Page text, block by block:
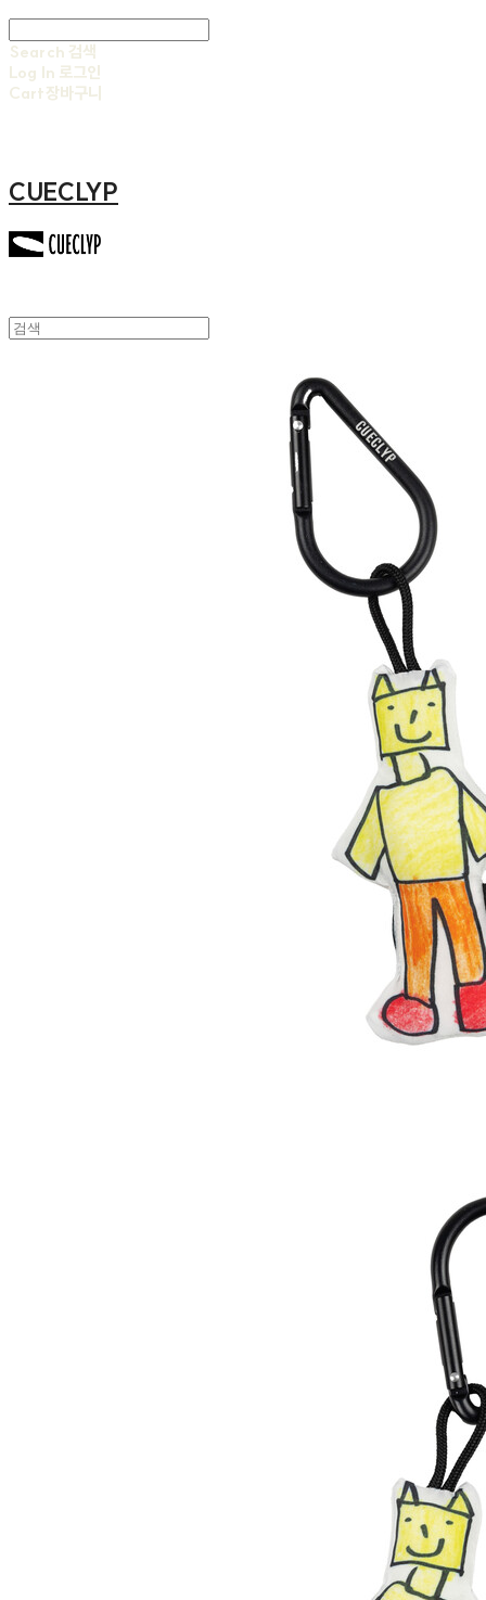
Search 검색
Log In 로그인
Cart장바구니
CUECLYP